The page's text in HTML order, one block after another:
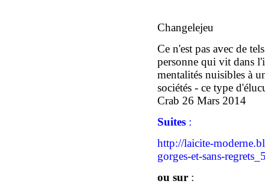
Changelejeu
Ce n'est pas avec de
personne qui vit dans
mentalités nuisibles à
sociétés - ce type
Crab 26 Mars 2014
Suites :
http://laicite-
gorges-et-sans-
ou sur :